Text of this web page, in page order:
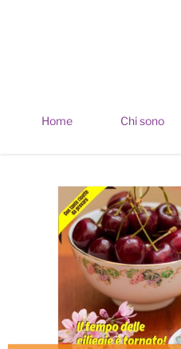
Home Chi sono